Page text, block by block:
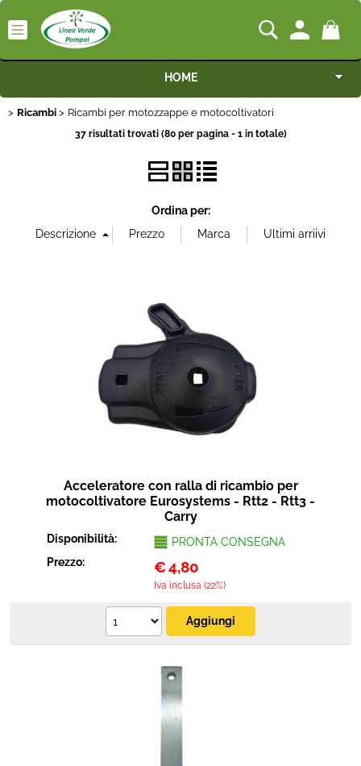
HOME
Macchine
Motocoltivatori
Irrigazione
Pompe idrauliche
Protezione
Pet Store
Ricambi
Ricambi Ricambi per motozzappe e motocoltivatori
37 risultati trovati (80 per pagina - 1 in totale)
Ordina per:
Acceleratore con ralla di ricambio per
motocoltivatore Eurosystems - Rtt2 - Rtt3 -
Carry
Disponibilità:
PRONTA CONSEGNA
Prezzo:
€4,80
Iva inclusa (22%)